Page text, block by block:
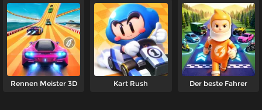
Rennen Meister 3D Kart Rush Der beste Fahrer